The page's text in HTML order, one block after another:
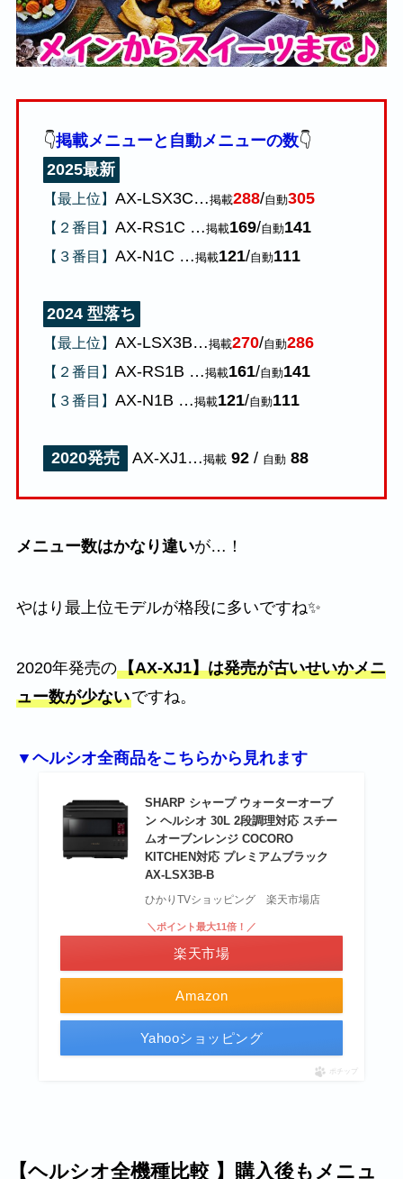
👇掲載メニューと自動メニューの数👇
2025最新
【最上位】 AX-LSX3C…掲載288/自動305
【２番目】 AX-RS1C …掲載169/自動141
【３番目】 AX-N1C …掲載121/自動111
2024 型落ち
【最上位】 AX-LSX3B…掲載270/自動286
【２番目】 AX-RS1B …掲載161/自動141
【３番目】 AX-N1B …掲載121/自動111
2020発売 AX-XJ1…掲載 92/ 自動 88
メニュー数はかなり違いが…！
やはり最上位モデルが格段に多いですね✨
2020年発売の【AX-XJ1】は発売が古いせいかメニ
ュー数が少ないですね。
▼ヘルシオ全商品をこちらから見れます
SHARP シャープ ウォーターオーブ
ン ヘルシオ 30L 2段調理対応 スチー
ムオーブンレンジ COCORO
KITCHEN対応 プレミアムブラック
AX-LSX3B-B
ひかりTVショッピング 楽天市場店
Amazon
＼ポイント最大11倍！／
楽天市場
Yahooショッピング
ポチップ
【ヘルシオ全機種比較 】購入後もメニュ